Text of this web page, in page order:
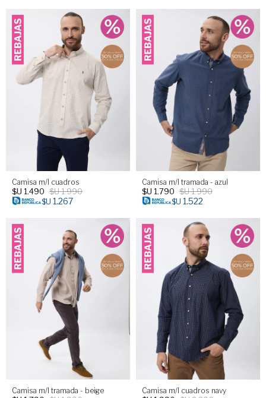
Camisa m/l cuadros
$U 1.490 $U1.990
$U 1.267
Camisa m/l tramada - azul
$U 1.790 $U1.990
$U 1.522
Camisa m/l tramada - beige Camisa m/l cuadros navy